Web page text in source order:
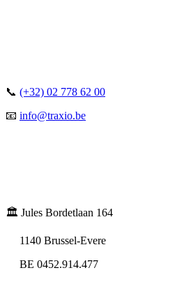
📞 (+32) 02 778 62 00
📧 info@traxio.be
🏛️ Jules Bordetlaan 164
1140 Brussel-Evere
BE 0452.914.477